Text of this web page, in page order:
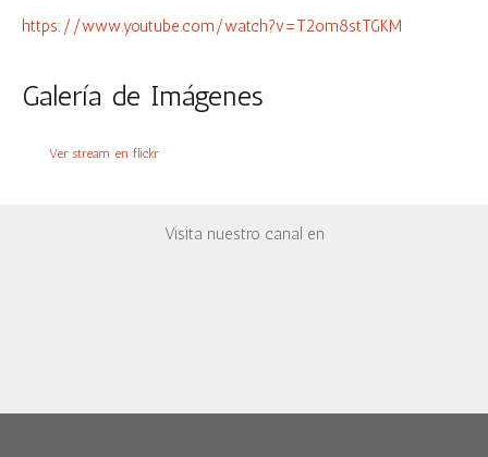
https://www.youtube.com/watch?v=T2om8stTGKM
Galería de Imágenes
Ver stream en flickr
Visita nuestro canal en